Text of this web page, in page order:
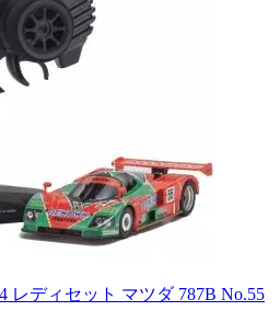
レディセット マツダ 787B No.55